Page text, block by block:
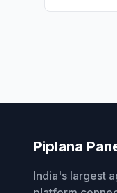
Piplana
India's largest